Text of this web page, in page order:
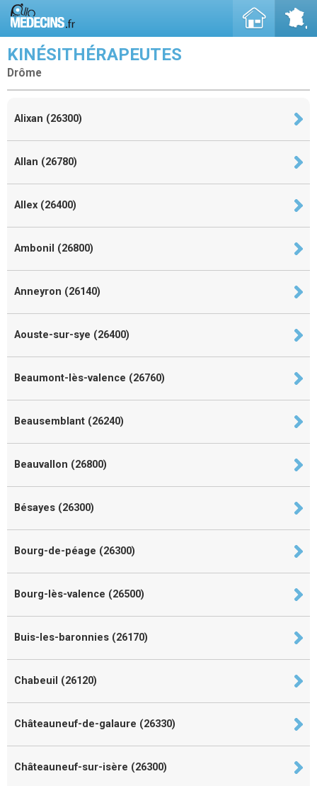
KINÉSITHÉRAPEUTES
Drôme
Alixan (26300)
Allan (26780)
Allex (26400)
Ambonil (26800)
Anneyron (26140)
Aouste-sur-sye (26400)
Beaumont-lès-valence (26760)
Beausemblant (26240)
Beauvallon (26800)
Bésayes (26300)
Bourg-de-péage (26300)
Bourg-lès-valence (26500)
Buis-les-baronnies (26170)
Chabeuil (26120)
Châteauneuf-de-galaure (26330)
Châteauneuf-sur-isère (26300)